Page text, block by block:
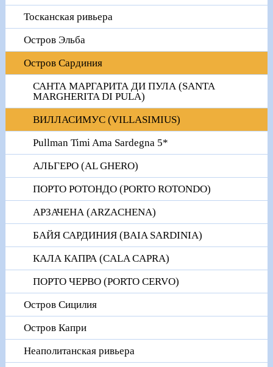
Тосканская ривьера
Остров Эльба
Остров Сардиния
САНТА МАРГАРИТА ДИ ПУЛА (SANTA
MARGHERITA DI PULA)
ВИЛЛАСИМУС (VILLASIMIUS)
Pullman Timi Ama Sardegna 5*
АЛЬГЕРО (AL GHERO)
ПОРТО РОТОНДО (PORTO ROTONDO)
АРЗАЧЕНА (ARZACHENA)
БАЙЯ САРДИНИЯ (BAIA SARDINIA)
КАЛА КАПРА (CALA CAPRA)
ПОРТО ЧЕРВО (PORTO CERVO)
Остров Сицилия
Остров Капри
Неаполитанская ривьера